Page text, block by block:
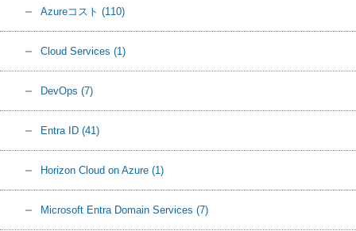
Azureコスト (110)
Cloud Services (1)
DevOps (7)
Entra ID (41)
Horizon Cloud on Azure (1)
Microsoft Entra Domain Services (7)